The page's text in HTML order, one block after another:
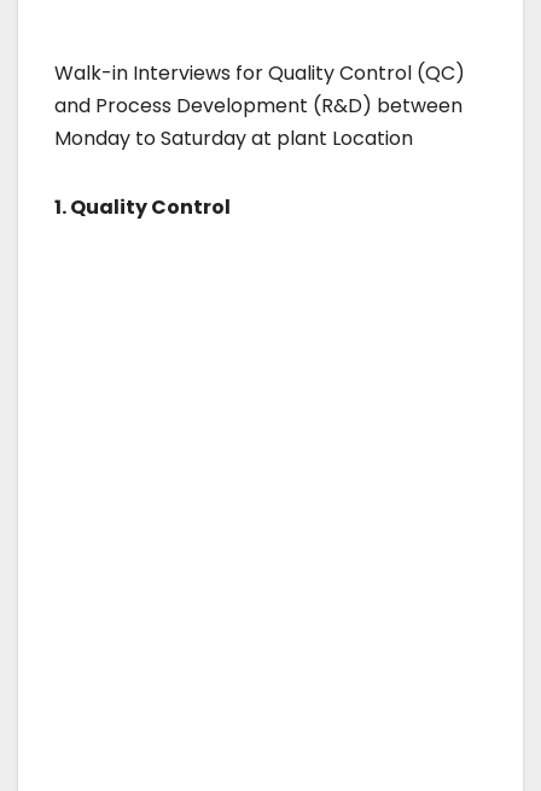
Walk-in Interviews for Quality Control (QC)
and Process Development (R&D) between
Monday to Saturday at plant Location
1. Quality Control